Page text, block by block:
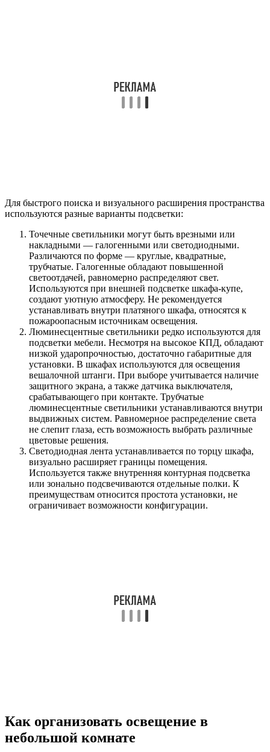
Для быстрого поиска и визуального расширения пространства
используются разные варианты подсветки:
Точечные светильники могут быть врезными или
накладными — галогенными или светодиодными.
Различаются по форме — круглые, квадратные,
трубчатые. Галогенные обладают повышенной
светоотдачей, равномерно распределяют свет.
Используются при внешней подсветке шкафа-купе,
создают уютную атмосферу. Не рекомендуется
устанавливать внутри платяного шкафа, относятся к
пожароопасным источникам освещения.
Люминесцентные светильники редко используются для
подсветки мебели. Несмотря на высокое КПД, обладают
низкой ударопрочностью, достаточно габаритные для
установки. В шкафах используются для освещения
вешалочной штанги. При выборе учитывается наличие
защитного экрана, а также датчика выключателя,
срабатывающего при контакте. Трубчатые
люминесцентные светильники устанавливаются внутри
выдвижных систем. Равномерное распределение света
не слепит глаза, есть возможность выбрать различные
цветовые решения.
Светодиодная лента устанавливается по торцу шкафа,
визуально расширяет границы помещения.
Используется также внутренняя контурная подсветка
или зонально подсвечиваются отдельные полки. К
преимуществам относится простота установки, не
ограничивает возможности конфигурации.
Как организовать освещение в
небольшой комнате